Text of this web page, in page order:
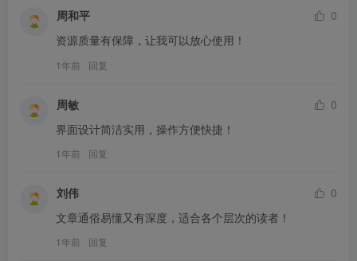
周和平
0
资源质量有保障，让我可以放心使用！
1年前 回复
周敏
0
界面设计简洁实用，操作方便快捷！
1年前 回复
刘伟
0
文章通俗易懂又有深度，适合各个层次的读者！
1年前 回复